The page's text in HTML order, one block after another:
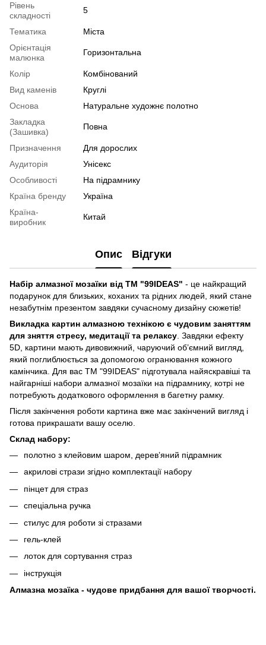
Рівень
складності
5
Тематика
Міста
Орієнтація
малюнка
Горизонтальна
Колір
Комбінований
Вид каменів
Круглі
Основа
Натуральне художнє полотно
Закладка
(Зашивка)
Повна
Призначення
Для дорослих
Аудиторія
Унісекс
Особливості
На підрамнику
Країна бренду
Україна
Країна-
виробник
Китай
Опис Відгуки
Набір алмазної мозаїки від ТМ "99IDEAS" - це найкращий
подарунок для близьких, коханих та рідних людей, який стане
незабутнім презентом завдяки сучасному дизайну сюжетів!
Викладка картин алмазною технікою є чудовим заняттям
для зняття стресу, медитації та релаксу . Завдяки ефекту
5D, картини мають дивовижний, чаруючий об’ємний вигляд,
який поглиблюється за допомогою огранювання кожного
камінчика. Для вас ТМ "99IDEAS" підготувала найяскравіші та
найгарніші набори алмазної мозаїки на підрамнику, котрі не
потребують додаткового оформлення в багетну рамку.
Після закінчення роботи картина вже має закінчений вигляд і
готова прикрашати вашу оселю.
Склад набору:
полотно з клейовим шаром, дерев’яний підрамник
акрилові стрази згідно комплектації набору
пінцет для страз
спеціальна ручка
стилус для роботи зі стразами
гель-клей
лоток для сортування страз
інструкція
Алмазна мозаїка - чудове придбання для вашої творчості.